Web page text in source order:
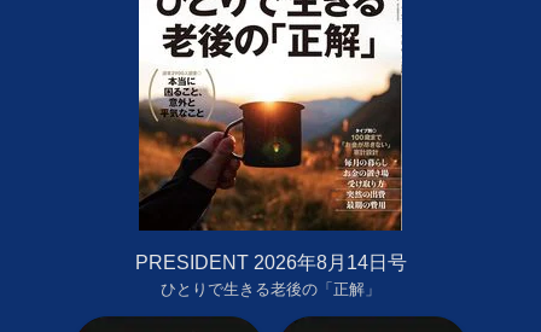
PRESIDENT 2026年8月14日号
ひとりで生きる老後の「正解」